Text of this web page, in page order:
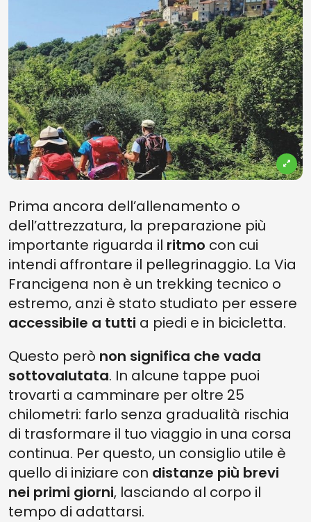
Prima ancora dell’allenamento o
dell’attrezzatura, la preparazione più
importante riguarda il ritmo con cui
intendi affrontare il pellegrinaggio. La Via
Francigena non è un trekking tecnico o
estremo, anzi è stato studiato per essere
accessibile a tutti a piedi e in bicicletta.
Questo però non significa che vada
sottovalutata. In alcune tappe puoi
trovarti a camminare per oltre 25
chilometri: farlo senza gradualità rischia
di trasformare il tuo viaggio in una corsa
continua. Per questo, un consiglio utile è
quello di iniziare con distanze più brevi
nei primi giorni, lasciando al corpo il
tempo di adattarsi.